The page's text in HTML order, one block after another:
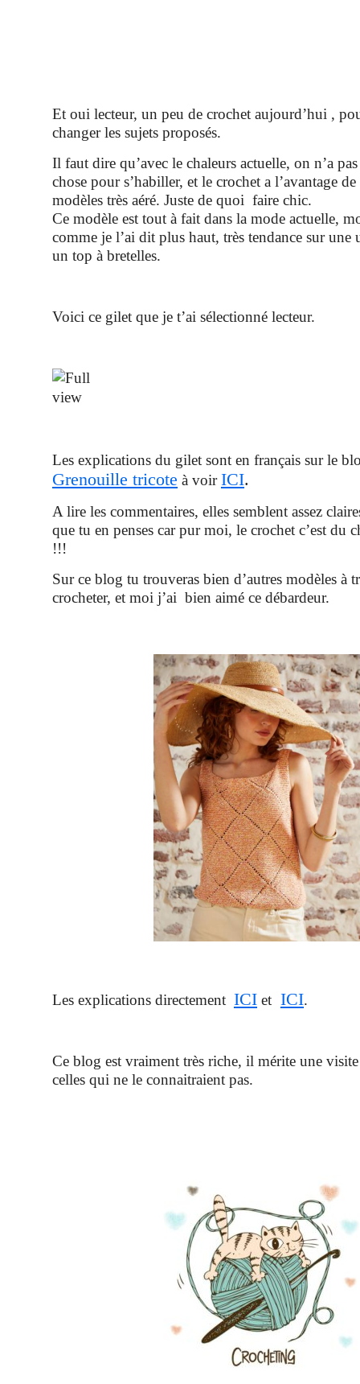
Et oui lecteur, un peu de crochet aujourd’hui ,
changer les sujets proposés.
Il faut dire qu’avec le chaleurs actuelle, on n’a
chose pour s’habiller, et le crochet a l’avantage
modèles très aéré. Juste de quoi faire chic.
Ce modèle est tout à fait dans la mode actuelle,
comme je l’ai dit plus haut, très tendance sur une
un top à bretelles.
Voici ce gilet que je t’ai sélectionné lecteur.
Les explications du gilet sont en français sur le
Grenouille tricote à voirICI.
A lire les commentaires, elles semblent assez
que tu en penses car pur moi, le crochet c’est du
!!!
Sur ce blog tu trouveras bien d’autres modèles à
crocheter, et moi j’ai bien aimé ce débardeur.
Les explications directement ICI et ICI.
Ce blog est vraiment très riche, il mérite une
celles qui ne le connaitraient pas.